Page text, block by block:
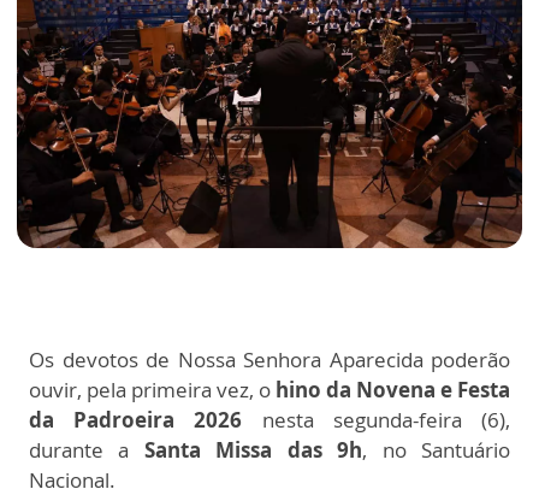
Os devotos de Nossa Senhora Aparecida poderão
ouvir, pela primeira vez, o hino da Novena e Festa
da Padroeira 2026 nesta segunda-feira (6),
durante a Santa Missa das 9h, no Santuário
Nacional.